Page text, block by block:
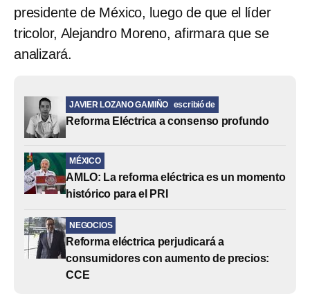
presidente de México, luego de que el líder
tricolor, Alejandro Moreno, afirmara que se
analizará.
JAVIER LOZANO GAMIÑO escribió de
Reforma Eléctrica a consenso profundo
MÉXICO
AMLO: La reforma eléctrica es un momento
histórico para el PRI
NEGOCIOS
Reforma eléctrica perjudicará a
consumidores con aumento de precios:
CCE